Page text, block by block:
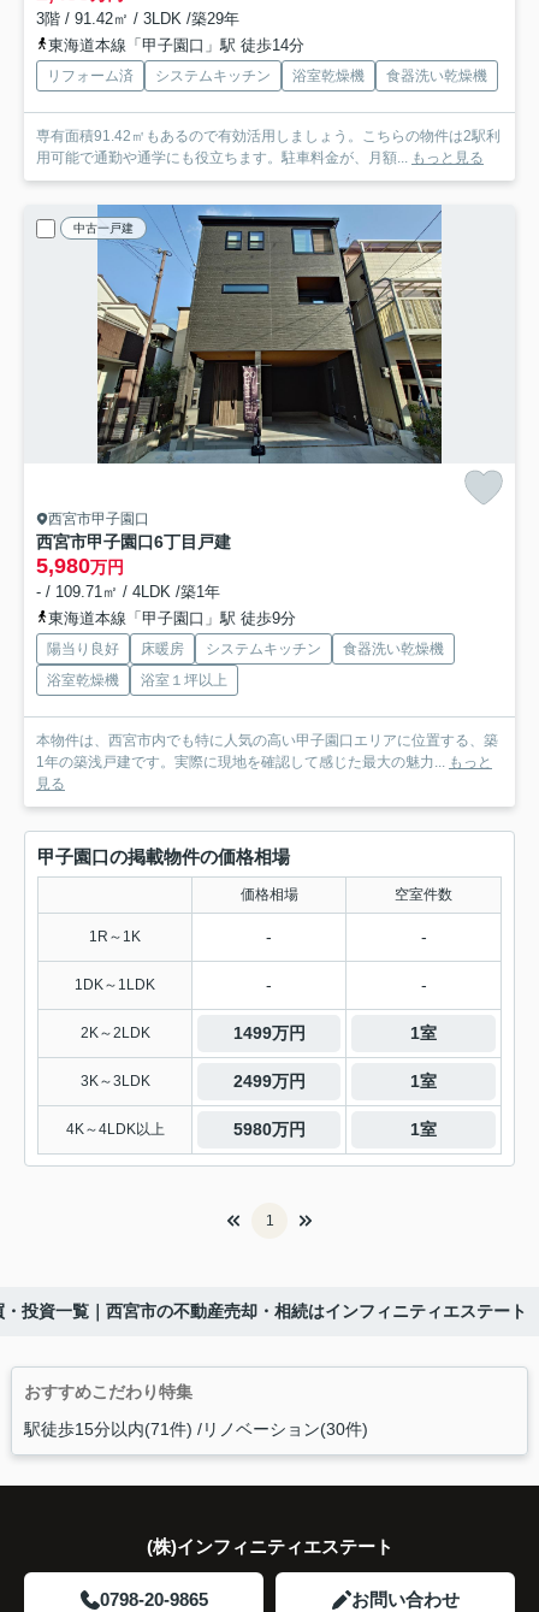
3階 / 91.42㎡ / 3LDK /築29年
東海道本線「甲子園口」駅 徒歩14分
リフォーム済 システムキッチン 浴室乾燥機 食器洗い乾燥機
専有面積91.42㎡もあるので有効活用しましょう。こちらの物件は2駅利
用可能で通勤や通学にも役立ちます。駐車料金が、月額... もっと見る
中古一戸建
西宮市甲子園口
西宮市甲子園口6丁目戸建
5,980万円
- / 109.71㎡ / 4LDK /築1年
東海道本線「甲子園口」駅 徒歩9分
陽当り良好 床暖房 システムキッチン
食器洗い乾燥機
浴室乾燥機
浴室１坪以上
本物件は、西宮市内でも特に人気の高い甲子園口エリアに位置する、築
1年の築浅戸建です。実際に現地を確認して感じた最大の魅力... もっと
見る
甲子園口の掲載物件の価格相場
価格相場 空室件数
1R～1K - -
1DK～1LDK - -
2K～2LDK 1499万円 1室
3K～3LDK 2499万円 1室
4K～4LDK以上 5980万円 1室
1
投資一覧｜西宮市の不動産売却・相続はインフィニティエステート
おすすめこだわり特集
駅徒歩15分以内(71件) リノベーション(30件)
(株)インフィニティエステート
0798-20-9865 お問い合わせ